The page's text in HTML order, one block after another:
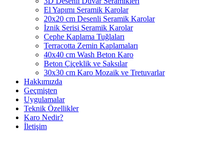
El Yapımı Seramik Karolar
20x20 cm Desenli Seramik Karolar
İznik Serisi Seramik Karolar
Cephe Kaplama Tuğlaları
Terracotta Zemin Kaplamaları
40x40 cm Wash Beton Karo
Beton Çiçeklik ve Saksılar
30x30 cm Karo Mozaik ve Tretuvarlar
Hakkımızda
Geçmişten
Uygulamalar
Teknik Özellikler
Karo Nedir?
İletişim